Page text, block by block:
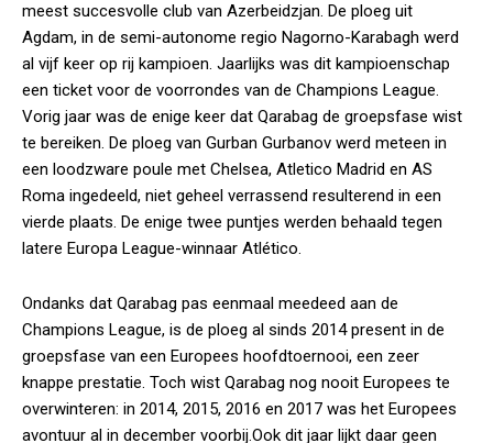
meest succesvolle club van Azerbeidzjan. De ploeg uit
Agdam, in de semi-autonome regio Nagorno-Karabagh werd
al vijf keer op rij kampioen. Jaarlijks was dit kampioenschap
een ticket voor de voorrondes van de Champions League.
Vorig jaar was de enige keer dat Qarabag de groepsfase wist
te bereiken. De ploeg van Gurban Gurbanov werd meteen in
een loodzware poule met Chelsea, Atletico Madrid en AS
Roma ingedeeld, niet geheel verrassend resulterend in een
vierde plaats. De enige twee puntjes werden behaald tegen
latere Europa League-winnaar Atlético.
Ondanks dat Qarabag pas eenmaal meedeed aan de
Champions League, is de ploeg al sinds 2014 present in de
groepsfase van een Europees hoofdtoernooi, een zeer
knappe prestatie. Toch wist Qarabag nog nooit Europees te
overwinteren: in 2014, 2015, 2016 en 2017 was het Europees
avontuur al in december voorbij.Ook dit jaar lijkt daar geen